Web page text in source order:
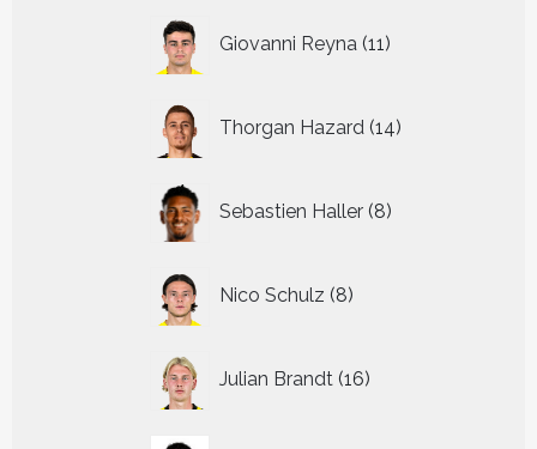
Giovanni Reyna 11
producten
Thorgan Hazard 14
producten
Sebastien Haller 8
producten
Nico Schulz 8
producten
Julian Brandt 16
producten